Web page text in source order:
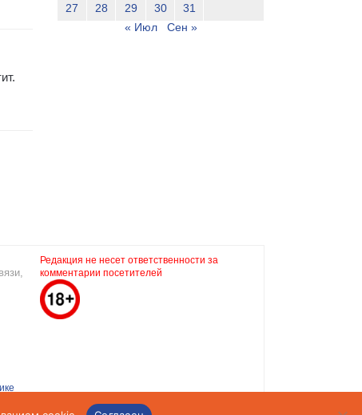
27 28 29 30
31
« Июл
Сен »
Редакция не несет ответственности за
комментарии посетителей